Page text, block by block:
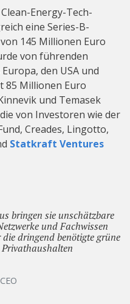
Energy-Tech-
eine Series-B-
145 Millionen Euro
von führenden
den USA und
85 Millionen Euro
und Temasek
von Investoren wie der
Creades, Lingotto,
Statkraft Ventures
bringen sie unschätzbare
und Fachwissen
dringend benötigte grüne
Privathaushalten